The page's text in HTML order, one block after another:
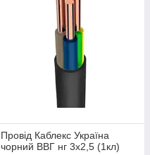
Провід Каблекс Україна
чорний ВВГ нг 3х2,5 (1кл)